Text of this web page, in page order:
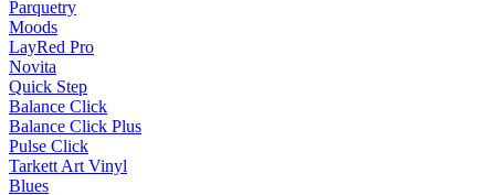
Parquetry
Moods
LayRed Pro
Novita
Quick Step
Balance Click
Balance Click Plus
Pulse Click
Tarkett Art Vinyl
Blues